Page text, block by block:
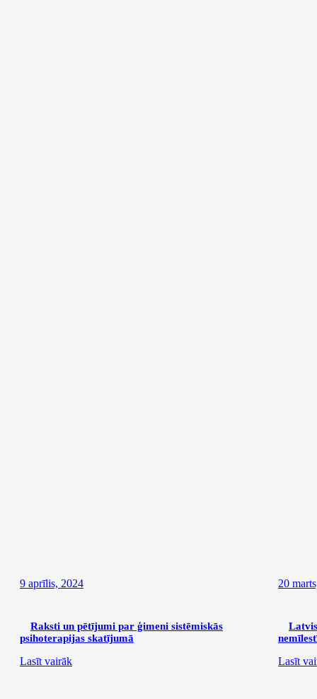
9 aprīlis, 2024
Raksti un pētījumi par ģimeni sistēmiskās
psihoterapijas skatījumā
Lasīt vairāk
20
Lasīt